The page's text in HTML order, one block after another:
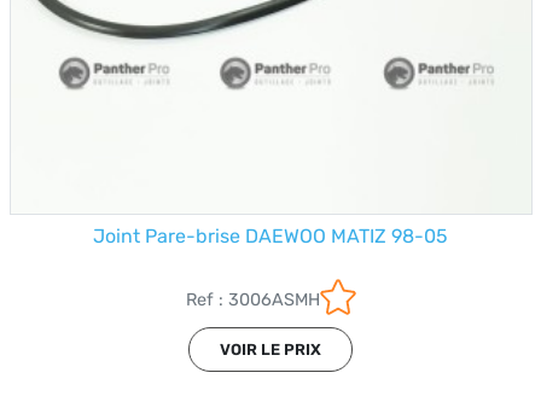
Joint Pare-brise DAEWOO MATIZ 98-05
Ref : 3006ASMH
VOIR LE PRIX